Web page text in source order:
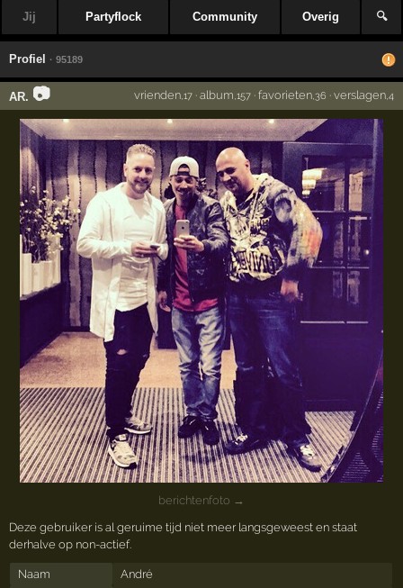
Jij Partyflock Community Overig 🔍
Profiel · 95189
AR. 📷 vrienden,17· album ,157· favorieten,36 · verslagen,4
berichtenfoto →
Deze gebruiker is al geruime tijd niet meer langsgeweest en staat
derhalve op non-actief.
Naam
André